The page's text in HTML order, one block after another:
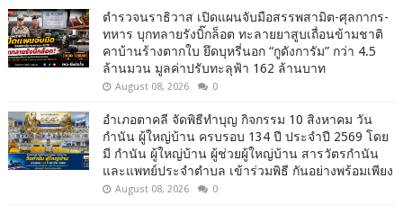
ตำรวจนราธิวาส เปิดแผนจับมือสรรพสามิต-ศุลกากร-
ทหาร บุกทลายรังบิ๊กล็อต ทะลายยาสูบเถื่อนข้ามชาติ
คาบ้านร้างตากใบ ยึดบุหรี่นอก “กูดังการัม” กว่า 4.5
ล้านมวน มูลค่าปรับทะลุฟ้า 162 ล้านบาท
August 08, 2026 0
อำเภอตาคลี จัดพิธีทำบุญ กิจกรรม 10 สิงหาคม วัน
กำนัน ผู้ใหญ่บ้าน ครบรอบ 134 ปี ประจำปี 2569 โดย
มี กำนัน ผู้ใหญ่บ้าน ผู้ช่วยผู้ใหญ่บ้าน สารวัตรกำนัน
และแพทย์ประจำตำบล เข้าร่วมพิธี กันอย่างพร้อมเพียง
August 08, 2026 0